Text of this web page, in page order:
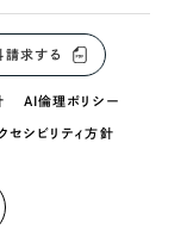
請求する
AI倫理ポリシー
セシビリティ方針